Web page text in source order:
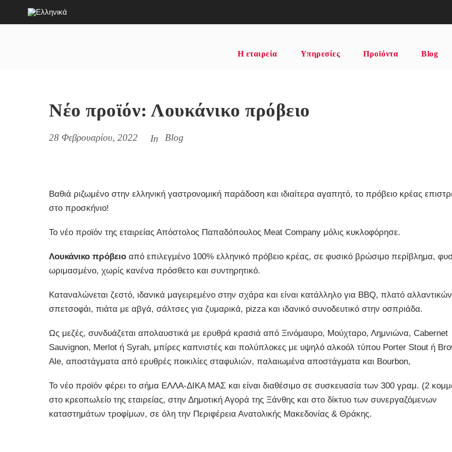
Η εταιρεία Υπηρεσίες Προϊόντα Blog
Νέο προϊόν: Λουκάνικο πρόβειο
28 Φεβρουαρίου, 2022 In Blog
Βαθιά ριζωμένο στην ελληνική γαστρονομική παράδοση και ιδιαίτερα αγαπητό, το πρόβειο κρέας
στο προσκήνιο!
Το νέο προϊόν της εταιρείας Απόστολος Παπαδόπουλος Meat Company μόλις κυκλοφόρησε.
Λουκάνικο πρόβειο από επιλεγμένο 100% ελληνικό πρόβειο κρέας, σε φυσικό βρώσιμο περίβλημα,
ωριμασμένο, χωρίς κανένα πρόσθετο και συντηρητικό.
Καταναλώνεται ζεστό, ιδανικά μαγειρεμένο στην σχάρα και είναι κατάλληλο για BBQ, πλατό
σπετσοφάι, πιάτα με αβγά, σάλτσες για ζυμαρικά, pizza και ιδανικό συνοδευτικό στην οσπριάδα.
Ως μεζές, συνδυάζεται απολαυστικά με ερυθρά κρασιά από Ξινόμαυρο, Μούχταρο, Λημνιώνα, Cabernet
Sauvignon, Merlot ή Syrah, μπίρες καπνιστές και πολύπλοκες με υψηλό αλκοόλ τύπου Porter Stout ή
Ale, αποστάγματα από ερυθρές ποικιλίες σταφυλιών, παλαιωμένα αποστάγματα και Bourbon,
Το νέο προϊόν φέρει το σήμα ΕΛΛΑ-ΔΙΚΑ ΜΑΣ και είναι διαθέσιμο σε συσκευασία των 300 γραμ. (2
στο κρεοπωλείο της εταιρείας, στην Δημοτική Αγορά της Ξάνθης και στο δίκτυο των συνεργαζόμενων
καταστημάτων τροφίμων, σε όλη την Περιφέρεια Ανατολικής Μακεδονίας & Θράκης.